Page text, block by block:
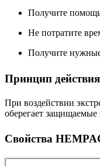
Получите помощь
Не потратите
Получите
Принцип
При воздействии
оберегает защищаемые
Свойства